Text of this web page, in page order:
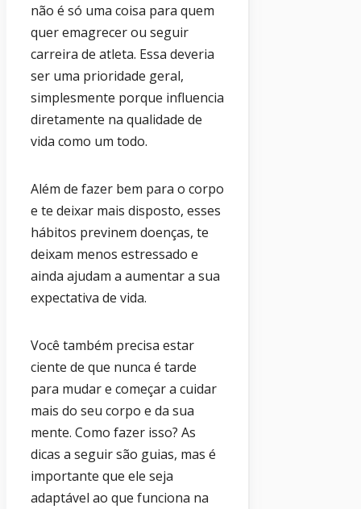
não é só uma coisa para quem
quer emagrecer ou seguir
carreira de atleta. Essa deveria
ser uma prioridade geral,
simplesmente porque influencia
diretamente na qualidade de
vida como um todo.
Além de fazer bem para o corpo
e te deixar mais disposto, esses
hábitos previnem doenças, te
deixam menos estressado e
ainda ajudam a aumentar a sua
expectativa de vida.
Você também precisa estar
ciente de que nunca é tarde
para mudar e começar a cuidar
mais do seu corpo e da sua
mente. Como fazer isso? As
dicas a seguir são guias, mas é
importante que ele seja
adaptável ao que funciona na